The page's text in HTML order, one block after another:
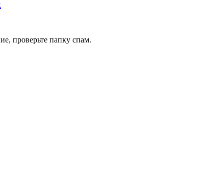
проверьте папку спам.